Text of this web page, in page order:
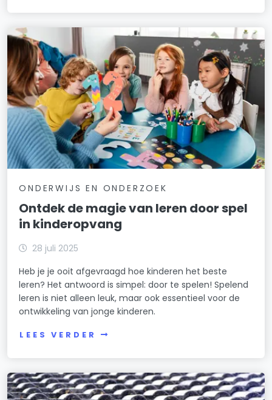
ONDERWIJS EN ONDERZOEK
Ontdek de magie van leren door spel
in kinderopvang
28 juli 2025
Heb je je ooit afgevraagd hoe kinderen het beste
leren? Het antwoord is simpel: door te spelen! Spelend
leren is niet alleen leuk, maar ook essentieel voor de
ontwikkeling van jonge kinderen.
LEES VERDER